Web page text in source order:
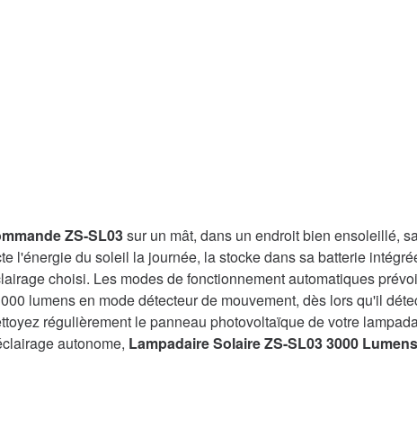
ZS-SL03sur un mât, dans un endroit bien ensoleillé,
l'énergie du soleil la journée, la stocke dans sa batterie
choisi. Les modes de fonctionnement automatiques
lumens en mode détecteur de mouvement, dès lors qu'il
régulièrement le panneau photovoltaïque de votre
autonome, Lampadaire Solaire ZS-SL03 3000